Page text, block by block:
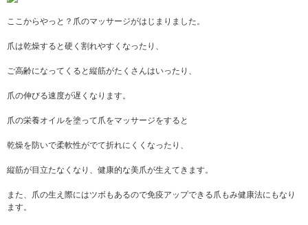
ここからやっと？爪のマッサージがはじまりました。
爪は乾燥すると硬く割れやすくなったり、
ご高齢になってくると縦筋がたくさんはいったり、
爪の伸びる速度が遅くなります。
爪の栄養オイルを塗って爪をマッサージをすると
乾燥を防いで柔軟性がでて折れにくくなったり、
縦筋が目立たなくなり、健康的な美爪が生えてきます。
また、爪の生え際にはツボもあるので免疫アップできる爪もみ健康法にもなり
ます。